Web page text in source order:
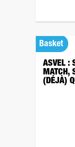
Basket
ASVEL :
MATCH,
(DÉJÀ)